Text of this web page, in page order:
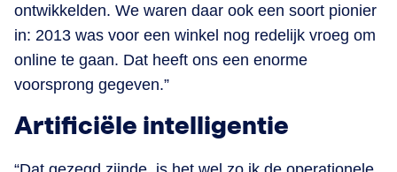
ontwikkelden. We waren daar ook een soort pionier
in: 2013 was voor een winkel nog redelijk vroeg om
online te gaan. Dat heeft ons een enorme
voorsprong gegeven.”
Artificiële intelligentie